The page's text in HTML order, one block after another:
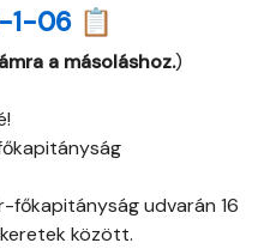
1-06 📋
a másoláshoz.)
főkapitányság udvarán 16
között.